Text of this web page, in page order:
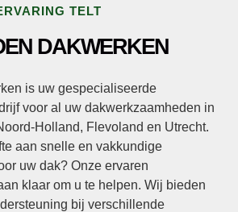
TELT
DAKWERKEN
is uw gespecialiseerde
voor al uw dakwerkzaamheden in
Holland, Flevoland en Utrecht.
aan snelle en vakkundige
uw dak? Onze ervaren
klaar om u te helpen. Wij bieden
bij verschillende